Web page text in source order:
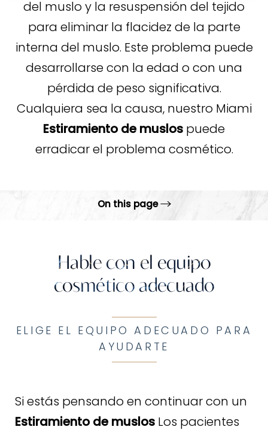
del muslo y la resuspensión del tejido
para eliminar la flacidez de la parte
interna del muslo. Este problema puede
desarrollarse con la edad o con una
pérdida de peso significativa.
Cualquiera sea la causa, nuestro Miami
Estiramiento de muslos puede
erradicar el problema cosmético.
On this page
Consulta
Hable con el equipo
cosmético adecuado
ELIGE EL EQUIPO ADECUADO PARA
AYUDARTE
Si estás pensando en continuar con un
Estiramiento de muslos Los pacientes